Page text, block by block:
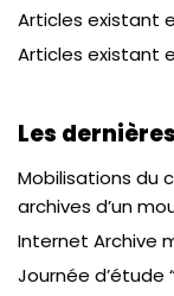
Articles existant
Articles existant
Les
Mobilisations du
archives d’un
Internet Archive
Journée d’étude